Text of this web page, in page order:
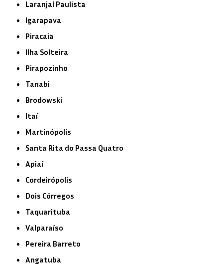
Laranjal Paulista
Igarapava
Piracaia
Ilha Solteira
Pirapozinho
Tanabi
Brodowski
Itaí
Martinópolis
Santa Rita do Passa Quatro
Apiaí
Cordeirópolis
Dois Córregos
Taquarituba
Valparaíso
Pereira Barreto
Angatuba